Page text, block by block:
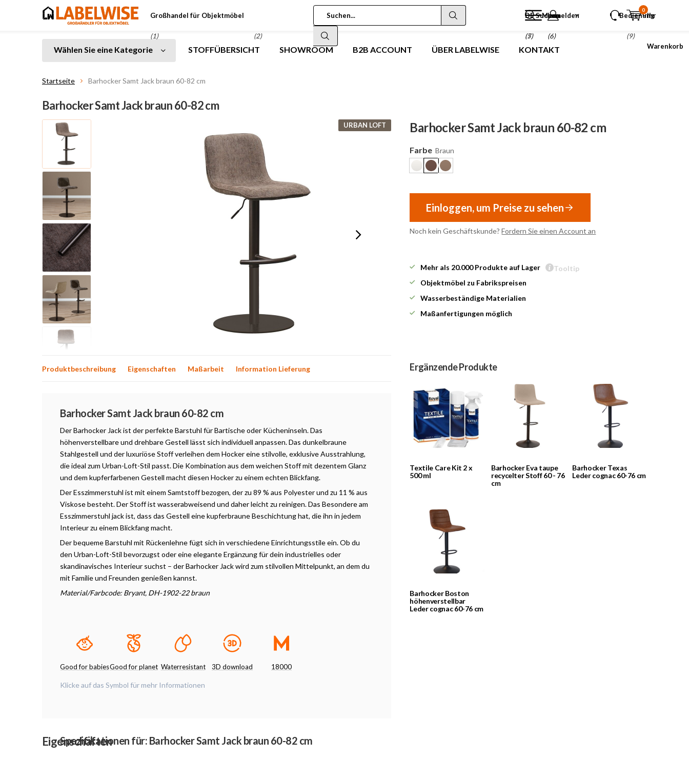
Großhandel für Objektmöbel
(1) (2)
DE Suchen
(5)
anmelden
(6)
Menu
(7)
Bedienung
Ihr
Warenkorb
0
(9)
Wählen Sie eine Kategorie STOFFÜBERSICHT SHOWROOM B2B ACCOUNT ÜBER LABELWISE KONTAKT
Startseite Barhocker Samt Jack braun 60-82 cm
Barhocker Samt Jack braun 60-82 cm
URBAN LOFT Barhocker Samt Jack braun 60-82 cm
Farbe Braun
Einloggen, um Preise zu sehen
Noch kein Geschäftskunde?Fordern Sie einen Account an
Mehr als 20.000 Produkte auf Lager
Tooltip
Objektmöbel zu Fabrikspreisen
Wasserbeständige Materialien
Maßanfertigungen möglich
Produktbeschreibung Eigenschaften Maßarbeit Information Lieferung
Barhocker Samt Jack braun 60-82 cm
Der Barhocker Jack ist der perfekte Barstuhl für Bartische oder Kücheninseln. Das
höhenverstellbare und drehbare Gestell lässt sich individuell anpassen. Das dunkelbraune
Stahlgestell und der luxuriöse Stoff verleihen dem Hocker eine stilvolle, exklusive Ausstrahlung,
die ideal zum Urban-Loft-Stil passt. Die Kombination aus dem weichen Stoff mit dezentem Glanz
und dem kupferfarbenen Gestell macht diesen Hocker zu einem echten Blickfang.
Der Esszimmerstuhl ist mit einem Samtstoff bezogen, der zu 89 % aus Polyester und zu 11 % aus
Viskose besteht. Der Stoff ist wasserabweisend und daher leicht zu reinigen. Das Besondere am
Esszimmerstuhl jack ist, dass das Gestell eine kupferbraune Beschichtung hat, die ihn in jedem
Interieur zu einem Blickfang macht.
Der bequeme Barstuhl mit Rückenlehne fügt sich in verschiedene Einrichtungsstile ein. Ob du
den Urban-Loft-Stil bevorzugst oder eine elegante Ergänzung für dein industrielles oder
skandinavisches Interieur suchst – der Barhocker Jack wird zum stilvollen Mittelpunkt, an dem du
mit Familie und Freunden genießen kannst.
Material/Farbcode: Bryant, DH-1902-22 braun
Good for babiesGood for planet Waterresistant 3D download 18000
Klicke auf das Symbol für mehr Informationen
Eigenschaften
Spezifikationen für: Barhocker Samt Jack braun 60-82 cm
Ergänzende Produkte
Textile Care Kit 2 x
500 ml
Barhocker Eva taupe
recycelter Stoff 60 - 76
cm
Barhocker Texas
Leder cognac 60-76 cm
Barhocker Boston
höhenverstellbar
Leder cognac 60-76 cm